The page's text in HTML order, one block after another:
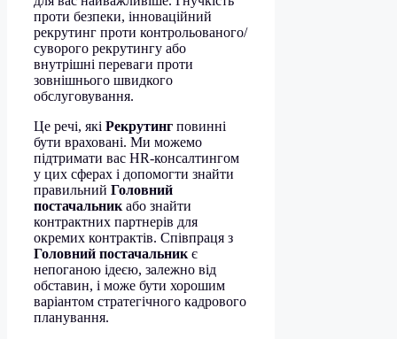
проти безпеки, інноваційний
рекрутинг проти контрольованого/
суворого рекрутингу або
внутрішні переваги проти
зовнішнього швидкого
обслуговування.
Це речі, які Рекрутинг повинні
бути враховані. Ми можемо
підтримати вас HR-консалтингом
у цих сферах і допомогти знайти
правильний Головний
постачальникабо знайти
контрактних партнерів для
окремих контрактів. Співпраця з
Головний постачальникє
непоганою ідеєю, залежно від
обставин, і може бути хорошим
варіантом стратегічного кадрового
планування.